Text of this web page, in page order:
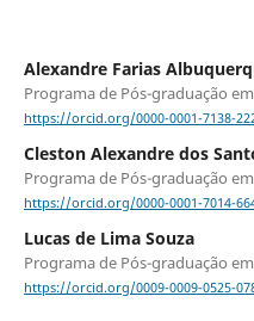
Alexandre Farias
Programa de Pós-graduação
https://orcid.org/0000-0001-7138-
Cleston Alexandre dos
Programa de Pós-graduação
https://orcid.org/0000-0001-7014-
Lucas de Lima Souza
Programa de Pós-graduação
https://orcid.org/0009-0009-0525-